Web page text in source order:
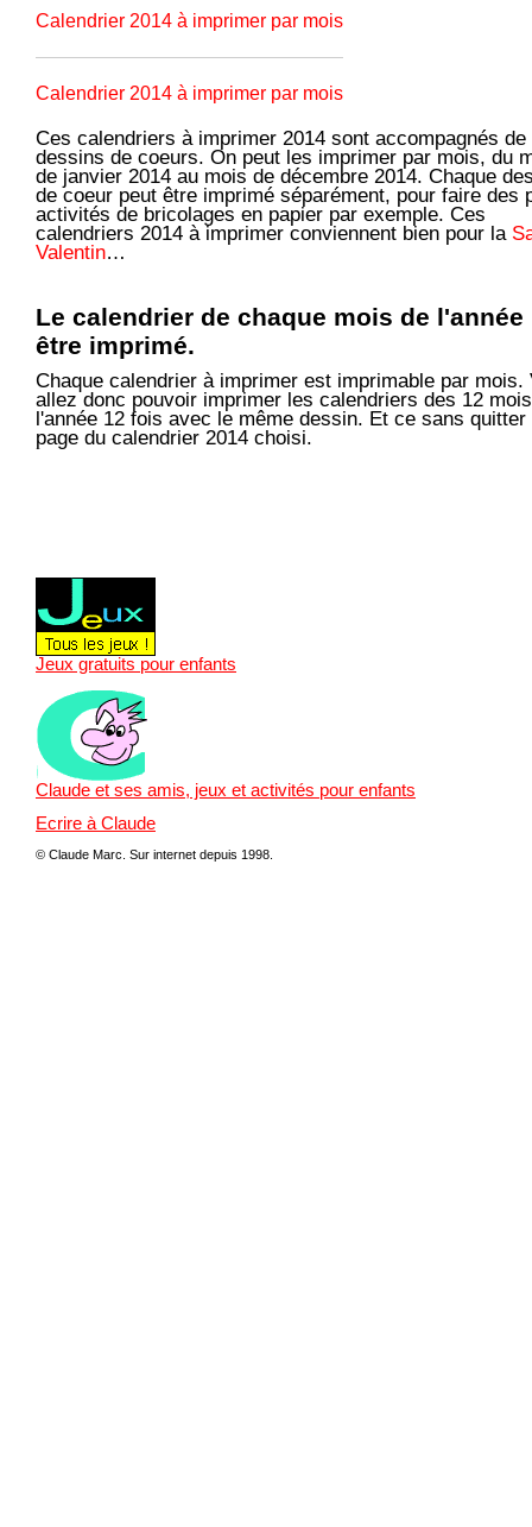
Calendrier 2014 à imprimer par mois
Calendrier 2014 à imprimer par mois
Ces calendriers à imprimer 2014 sont accompagnés de
dessins de coeurs. On peut les imprimer par mois, du
de janvier 2014 au mois de décembre 2014. Chaque
de coeur peut être imprimé séparément, pour faire des
activités de bricolages en papier par exemple. Ces
calendriers 2014 à imprimer conviennent bien pour la
Valentin…
Le calendrier de chaque mois de l'année
être imprimé.
Chaque calendrier à imprimer est imprimable par mois.
allez donc pouvoir imprimer les calendriers des 12
l'année 12 fois avec le même dessin. Et ce sans quitter
page du calendrier 2014 choisi.
Jeux gratuits pour enfants
Claude et ses amis, jeux et activités pour enfants
Ecrire à Claude
© Claude Marc. Sur internet depuis 1998.